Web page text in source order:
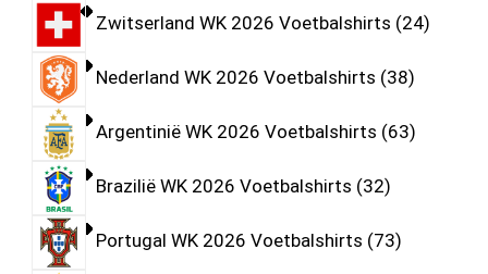
Zwitserland WK 2026 Voetbalshirts 24
Nederland WK 2026 Voetbalshirts 38
Argentinië WK 2026 Voetbalshirts 63
Brazilië WK 2026 Voetbalshirts 32
Portugal WK 2026 Voetbalshirts 73